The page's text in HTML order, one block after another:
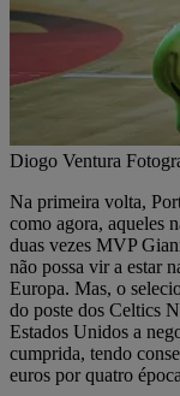
Diogo Ventura
Na primeira volta,
como agora, aqueles
duas vezes MVP
não possa vir a estar
Europa. Mas, o
do poste dos Celtics
Estados Unidos a
cumprida, tendo
euros por quatro